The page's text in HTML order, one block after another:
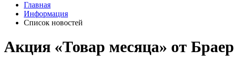
Главная
Информация
Список новостей
Акция «Товар месяца» от Браер